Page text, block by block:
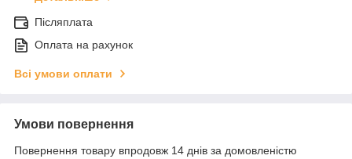
Післяплата
Оплата на рахунок
Всі умови оплати
Умови повернення
Повернення товару впродовж 14 днів за домовленістю